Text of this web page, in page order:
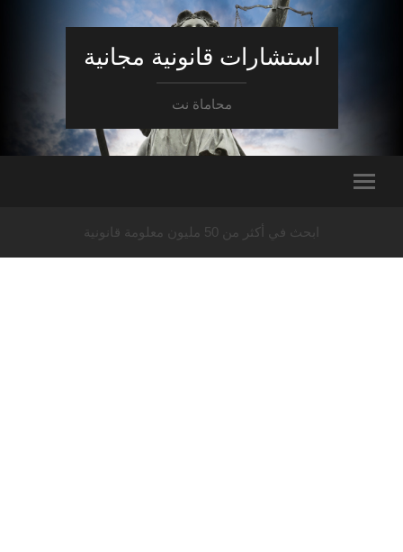
استشارات قانونية مجانية
محاماة نت
ابحث في أكثر من 50 مليون معلومة قانونية